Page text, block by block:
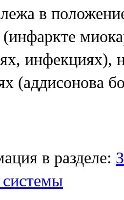
в
(инфаркте
инфекциях),
(аддисонова
в разделе:
системы